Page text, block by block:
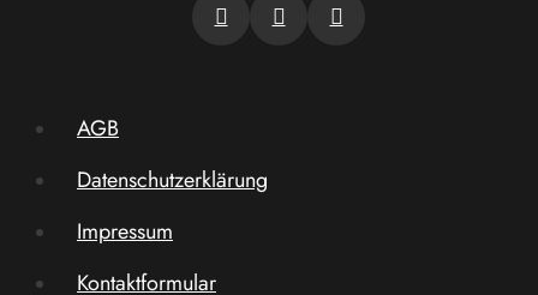
AGB
Datenschutzerklärung
Impressum
Kontaktformular